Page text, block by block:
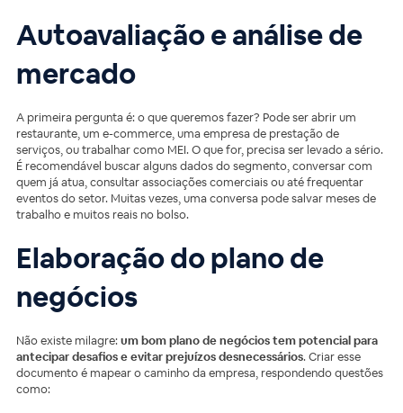
Autoavaliação e análise de
mercado
A primeira pergunta é: o que queremos fazer? Pode ser abrir um
restaurante, um e-commerce, uma empresa de prestação de
serviços, ou trabalhar como MEI. O que for, precisa ser levado a sério.
É recomendável buscar alguns dados do segmento, conversar com
quem já atua, consultar associações comerciais ou até frequentar
eventos do setor. Muitas vezes, uma conversa pode salvar meses de
trabalho e muitos reais no bolso.
Elaboração do plano de
negócios
Não existe milagre:um bom plano de negócios tem potencial para
antecipar desafios e evitar prejuízos desnecessários. Criar esse
documento é mapear o caminho da empresa, respondendo questões
como: